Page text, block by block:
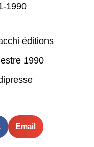
1990
éditions
1990
Email